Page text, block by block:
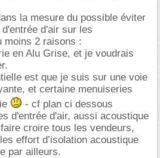
la mesure du possible éviter
d'air sur les
moins 2 raisons :
en Alu Grise, et je voudrais
est que je suis sur une voie
et certaine menuiseries
- cf plan ci dessous
d'entrée d'air, aussi acoustique
croire tous les vendeurs,
effort d’isolation acoustique
par ailleurs.